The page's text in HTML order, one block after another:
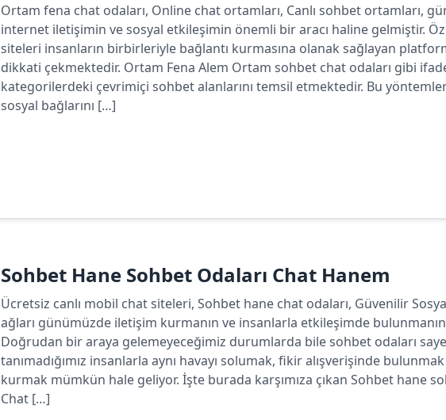
Ortam fena chat odaları, Online chat ortamları, Canlı sohbet ortamları,
internet iletişimin ve sosyal etkileşimin önemli bir aracı haline gelmiştir.
siteleri insanların birbirleriyle bağlantı kurmasına olanak sağlayan
dikkati çekmektedir. Ortam Fena Alem Ortam sohbet chat odaları gibi
kategorilerdeki çevrimiçi sohbet alanlarını temsil etmektedir. Bu
sosyal bağlarını […]
Sohbet Hane Sohbet Odaları Chat Hanem
Ücretsiz canlı mobil chat siteleri, Sohbet hane chat odaları, Güvenilir
ağları günümüzde iletişim kurmanın ve insanlarla etkileşimde
Doğrudan bir araya gelemeyeceğimiz durumlarda bile sohbet odaları
tanımadığımız insanlarla aynı havayı solumak, fikir alışverişinde
kurmak mümkün hale geliyor. İşte burada karşımıza çıkan Sohbet hane
Chat […]